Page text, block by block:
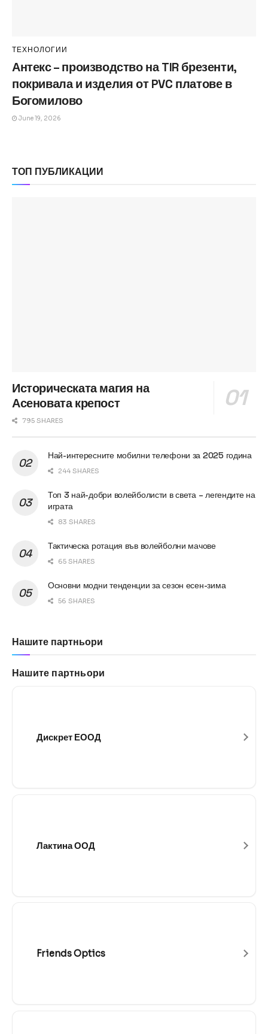
ТЕХНОЛОГИИ
Антекс – производство на TIR брезенти,
покривала и изделия от PVC платове в
Богомилово
June 19, 2026
ТОП ПУБЛИКАЦИИ
Историческата магия на
Асеновата крепост
795 SHARES
Най-интересните мобилни телефони за 2025 година
244 SHARES
Топ 3 най-добри волейболисти в света – легендите на
играта
83 SHARES
Тактическа ротация във волейболни мачове
65 SHARES
Основни модни тенденции за сезон есен-зима
56 SHARES
Нашите партньори
Нашите партньори
Дискрет ЕООД
Лактина ООД
Friends Optics